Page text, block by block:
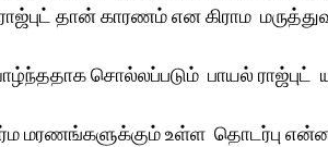
தான் காரணம் என கிராம
சொல்லப்படும்  பாயல் ராஜ்புட்
மரணங்களுக்கும் உள்ள  தொடர்பு